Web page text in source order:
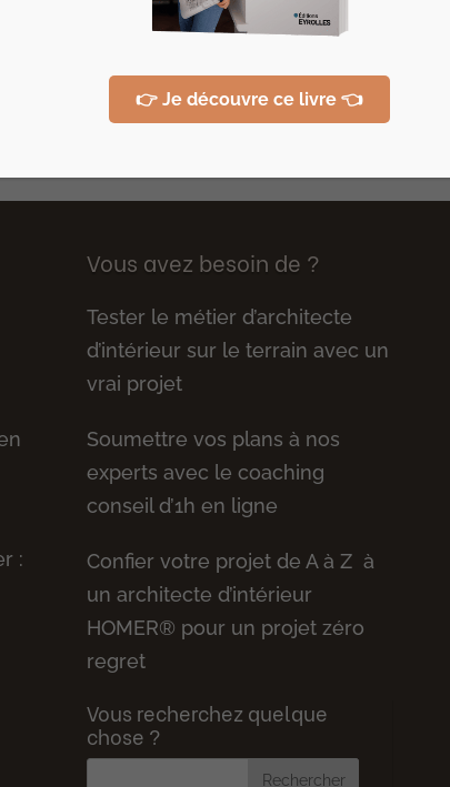
:
Vous avez besoin de ?
Tester le métier d’architecte
d’intérieur sur le terrain avec un
vrai projet
Soumettre vos plans à nos
experts avec le coaching
conseil d’1h en ligne
Confier votre projet de A à Z à
un architecte d’intérieur
HOMER® pour un projet zéro
regret
Vous recherchez quelque
chose ?
👉 Je découvre ce livre 👈